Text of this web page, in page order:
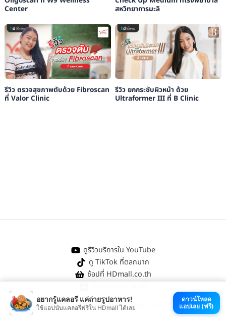
Center
สหวิทยาการมะลิ
รีวิว ตรวจสุขภาพตับด้วย Fibroscan
ที่ Valor Clinic
รีวิว ยกกระชับผิวหน้า ด้วย
Ultraformer III ที่ B Clinic
ดูรีวิวบริการใน YouTube
ดู TikTok ที่ตลกมาก
ช้อปที่ HDmall.co.th
@ 2026 HDmall | สงวนลิขสิทธิ์ |
Sitemap
อยากรู้แคลอรี แค่ถ่ายรูปอาหาร!
ใช้แอปนับแคลอรีฟรีใน HDmall ได้เลย
ดาวน์โหลด
แอปเลย (ฟรี)